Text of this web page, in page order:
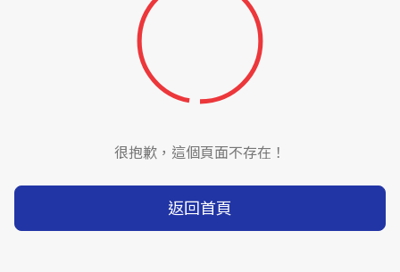
很抱歉，這個頁面不存在！
返回首頁